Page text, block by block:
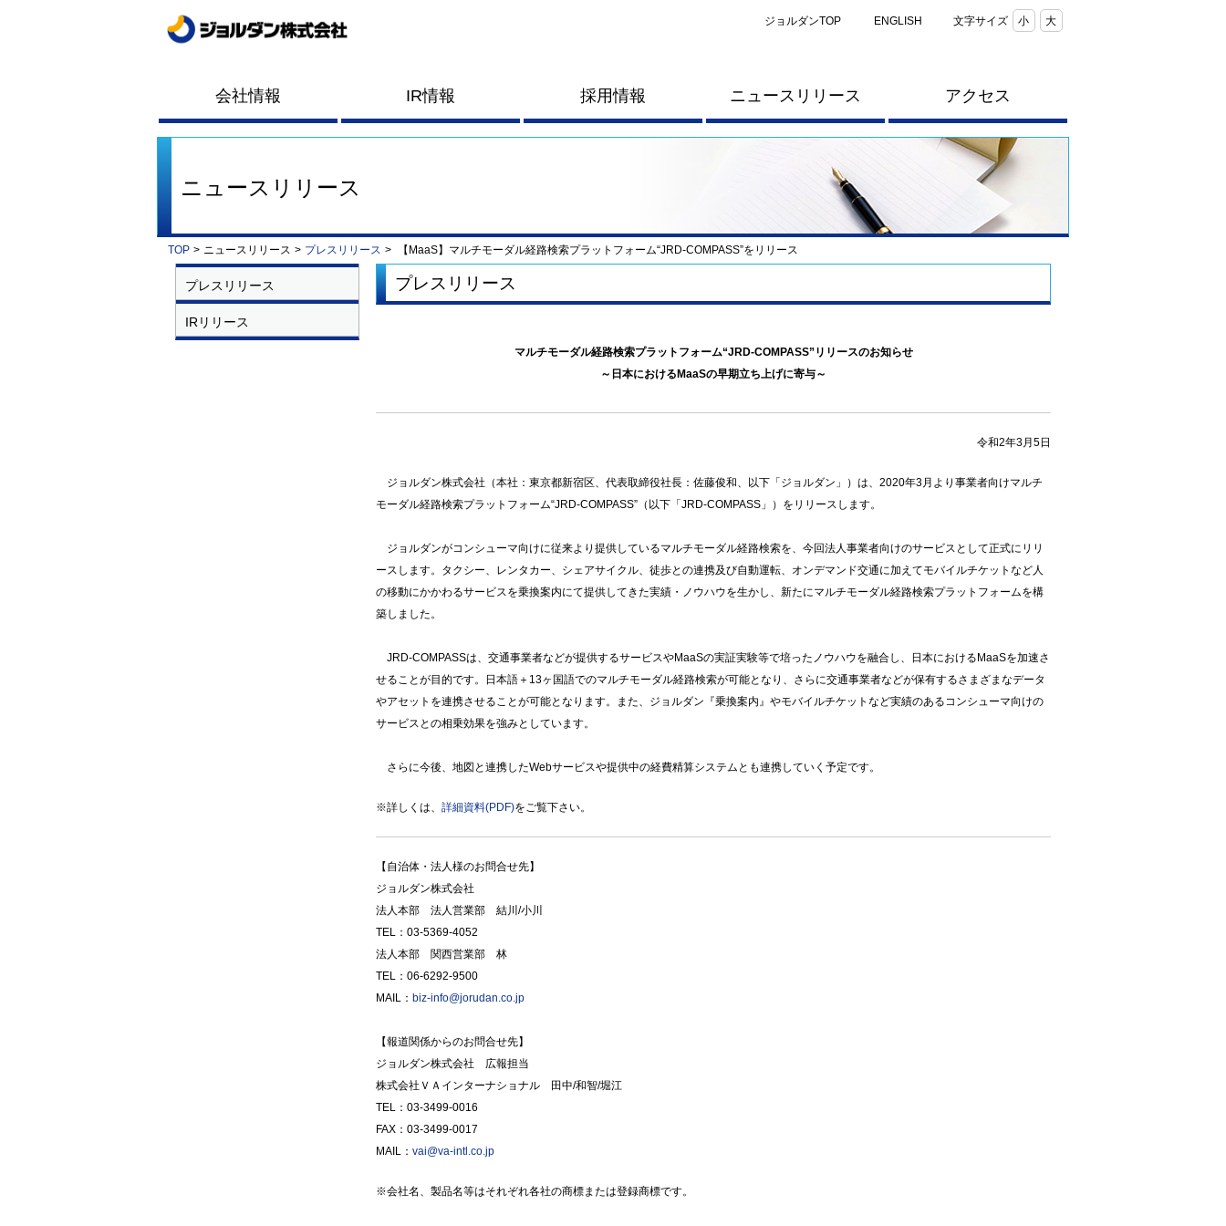
ジョルダンTOP ENGLISH 文字サイズ 小 大
会社情報 IR情報 採用情報 ニュースリリース アクセス
ニュースリリース
TOP > ニュースリリース > プレスリリース > 【MaaS】マルチモーダル経路検索プラットフォーム“JRD-COMPASS”をリリース
プレスリリース
IRリリース
プレスリリース
マルチモーダル経路検索プラットフォーム“JRD-COMPASS”リリースのお知らせ
～日本におけるMaaSの早期立ち上げに寄与～
令和2年3月5日
ジョルダン株式会社（本社：東京都新宿区、代表取締役社長：佐藤俊和、以下「ジョルダン」）は、2020年3月より事業者向けマルチ
モーダル経路検索プラットフォーム“JRD-COMPASS”（以下「JRD-COMPASS」）をリリースします。
ジョルダンがコンシューマ向けに従来より提供しているマルチモーダル経路検索を、今回法人事業者向けのサービスとして正式にリリ
ースします。タクシー、レンタカー、シェアサイクル、徒歩との連携及び自動運転、オンデマンド交通に加えてモバイルチケットなど人
の移動にかかわるサービスを乗換案内にて提供してきた実績・ノウハウを生かし、新たにマルチモーダル経路検索プラットフォームを構
築しました。
JRD-COMPASSは、交通事業者などが提供するサービスやMaaSの実証実験等で培ったノウハウを融合し、日本におけるMaaSを加速さ
せることが目的です。日本語＋13ヶ国語でのマルチモーダル経路検索が可能となり、さらに交通事業者などが保有するさまざまなデータ
やアセットを連携させることが可能となります。また、ジョルダン『乗換案内』やモバイルチケットなど実績のあるコンシューマ向けの
サービスとの相乗効果を強みとしています。
さらに今後、地図と連携したWebサービスや提供中の経費精算システムとも連携していく予定です。
※詳しくは、 詳細資料(PDF)をご覧下さい。
【自治体・法人様のお問合せ先】
ジョルダン株式会社
法人本部 法人営業部 結川/小川
TEL：03-5369-4052
法人本部 関西営業部 林
TEL：06-6292-9500
MAIL： biz-info@jorudan.co.jp
【報道関係からのお問合せ先】
ジョルダン株式会社 広報担当
株式会社ＶＡインターナショナル 田中/和智/堀江
TEL：03-3499-0016
FAX：03-3499-0017
MAIL： vai@va-intl.co.jp
※会社名、製品名等はそれぞれ各社の商標または登録商標です。